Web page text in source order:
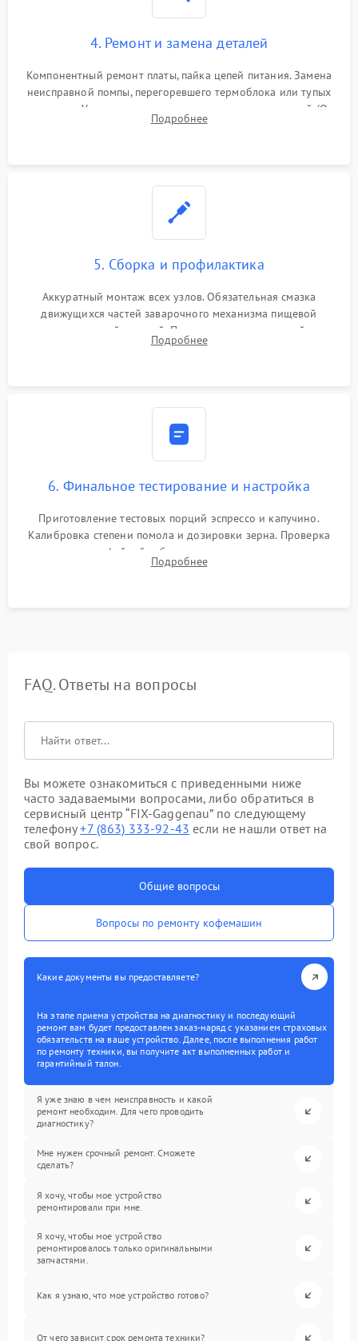
4. Ремонт и замена деталей
Компонентный ремонт платы, пайка цепей питания. Замена
неисправной помпы, перегоревшего термоблока или тупых
жерновов. Установка новых силиконовых уплотнителей (O-
ring) и тефлоновых трубок для надежного устранения
Подробнее
5. Сборка и профилактика
Аккуратный монтаж всех узлов. Обязательная смазка
движущихся частей заварочного механизма пищевой
силиконовой смазкой. Проведение программной
декальцинации и очистки системы от кофейных масел.
Подробнее
6. Финальное тестирование и настройка
Приготовление тестовых порций эспрессо и капучино.
Калибровка степени помола и дозировки зерна. Проверка
плотности кофейной таблетки, температуры напитка и
качества молочной пены. Контроль отсутствия посторонних
Подробнее
FAQ. Ответы на вопросы
Вы можете ознакомиться с приведенными ниже
часто задаваемыми вопросами, либо обратиться в
сервисный центр “FIX-Gaggenau” по следующему
телефону+7 (863) 333-92-43 если не нашли ответ на
свой вопрос.
Общие вопросы
Вопросы по ремонту кофемашин
Какие документы вы предоставляете?
На этапе приема устройства на диагностику и последующий
ремонт вам будет предоставлен заказ-наряд с указанием страховых
обязательств на ваше устройство. Далее, после выполнения работ
по ремонту техники, вы получите акт выполненных работ и
гарантийный талон.
Я уже знаю в чем неисправность и какой
ремонт необходим. Для чего проводить
диагностику?
Мне нужен срочный ремонт. Сможете
сделать?
Я хочу, чтобы мое устройство
ремонтировали при мне.
Я хочу, чтобы мое устройство
ремонтировалось только оригинальными
запчастями.
Как я узнаю, что мое устройство готово?
От чего зависит срок ремонта техники?